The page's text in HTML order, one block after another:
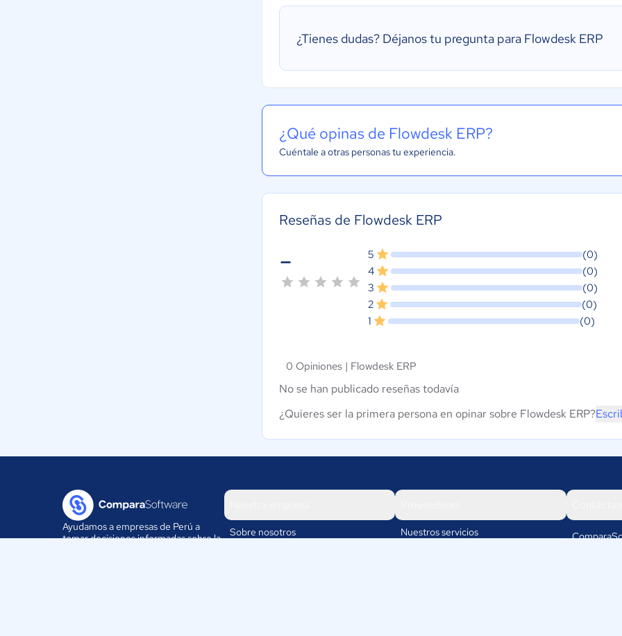
¿Tienes dudas? Déjanos tu pregunta para Flowdesk ERP
¿Qué opinas de Flowdesk ERP?
Cuéntale a otras personas tu experiencia.
Reseñas de Flowdesk ERP
- 5
(0)
4
(0)
3
(0)
2
(0)
1
(0)
0 Opiniones | Flowdesk ERP
No se han publicado reseñas todavía
¿Quieres ser la primera persona en opinar sobre Flowdesk ERP?
Ayudamos a empresas de Perú a
tomar decisiones informadas sobre la
Sobre nosotros
Nuestros servicios